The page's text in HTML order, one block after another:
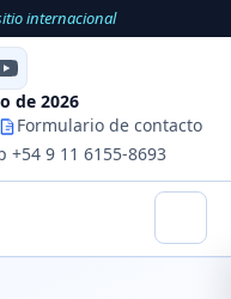
internacional
de 2026
Formulario de contacto
+54 9 11 6155-8693